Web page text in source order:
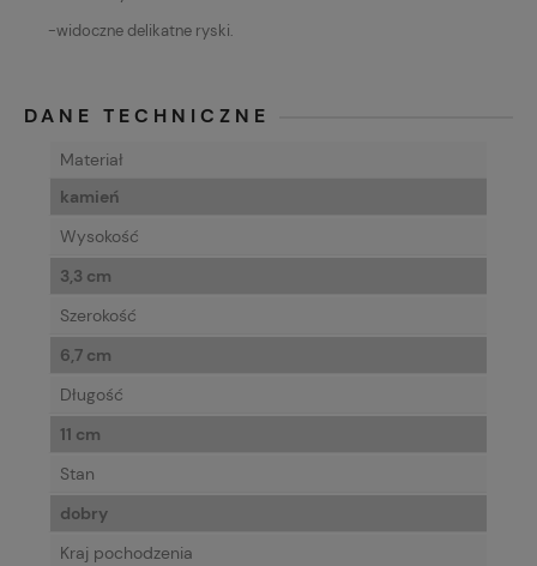
-widoczne delikatne ryski.
DANE TECHNICZNE
Materiał
kamień
Wysokość
3,3 cm
Szerokość
6,7 cm
Długość
11 cm
Stan
dobry
Kraj pochodzenia